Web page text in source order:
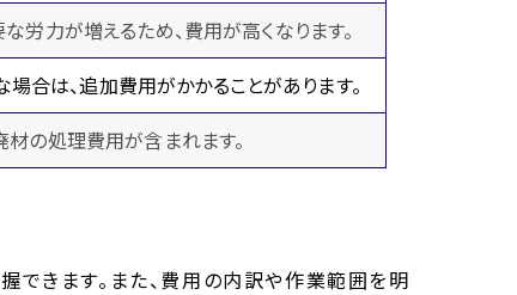
労力が増えるため、費用が高くなります。
合は、追加費用がかかることがあります。
材の処理費用が含まれます。
できます。また、費用の内訳や作業範囲を明